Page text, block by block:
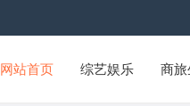
网站首页 综艺娱乐 商